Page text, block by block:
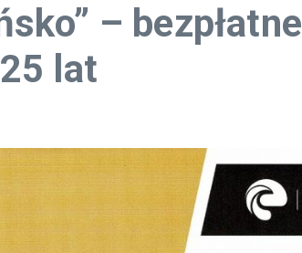
– bezpłatne
lat